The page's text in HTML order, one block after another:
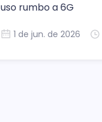
uso rumbo a 6G
1 de jun. de 2026